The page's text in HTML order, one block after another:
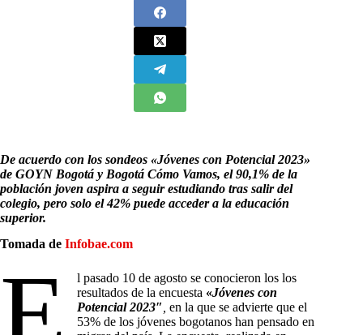
De acuerdo con los sondeos «Jóvenes con Potencial 2023»
de GOYN Bogotá y Bogotá Cómo Vamos, el 90,1% de la
población joven aspira a seguir estudiando tras salir del
colegio, pero solo el 42% puede acceder a la educación
superior.
Tomada de Infobae.com
l pasado 10 de agosto se conocieron los los
resultados de la encuesta «Jóvenes con
Potencial 2023″ en la que se advierte que el
53% de los jóvenes bogotanos han pensado en